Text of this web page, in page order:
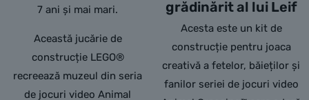
7 ani și mai mari.
Această jucărie de
construcție LEGO®
recreează muzeul din seria
de jocuri video Animal
grădinărit al lui Leif
Acesta este un kit de
construcție pentru joaca
creativă a fetelor, băieților și
fanilor seriei de jocuri video